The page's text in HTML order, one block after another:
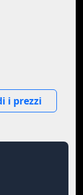
i prezzi